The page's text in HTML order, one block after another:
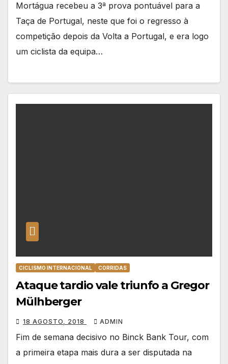
Mortágua recebeu a 3ª prova pontuável para a
Taça de Portugal, neste que foi o regresso à
competição depois da Volta a Portugal, e era logo
um ciclista da equipa…
CICLISMO INTERNACIONAL CORRIDAS
Ataque tardio vale triunfo a Gregor
Mülhberger
18 AGOSTO, 2018 ADMIN
Fim de semana decisivo no Binck Bank Tour, com
a primeira etapa mais dura a ser disputada na